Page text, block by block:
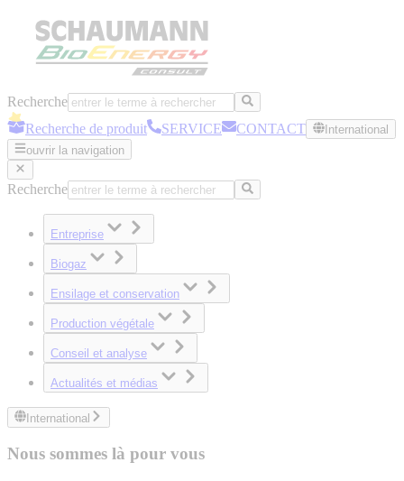
Recherche
Recherche de produit
SERVICE CONTACT
International
ouvrir la navigation
Recherche
Entreprise
Biogaz
Ensilage et conservation
Production végétale
Conseil et analyse
Actualités et médias
International
Nous sommes là pour vous